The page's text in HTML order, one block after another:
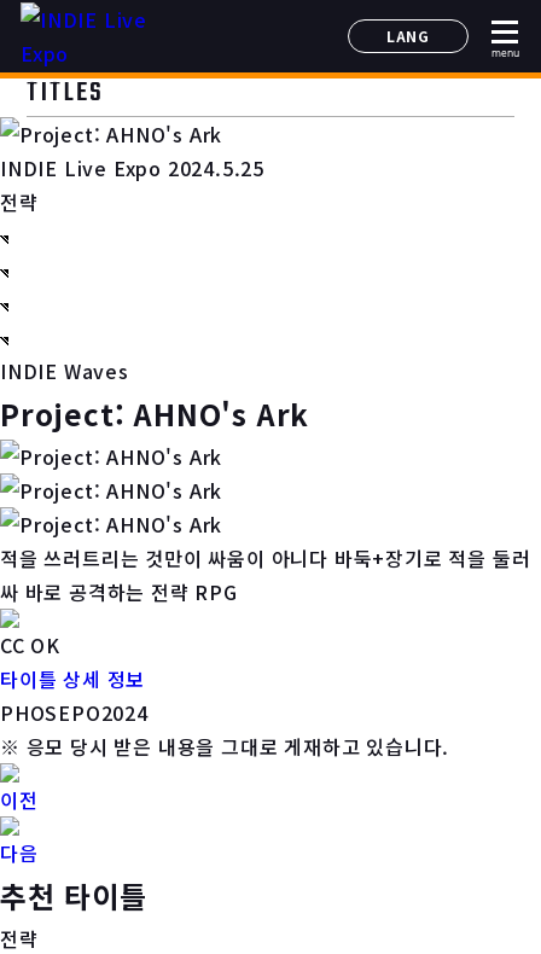
LANG
日本語
menu
TITLES
INDIE Live Expo 2024.5.25
전략
INDIE Waves
Project: AHNO's Ark
적을 쓰러트리는 것만이 싸움이 아니다 바둑+장기로 적을 둘러
싸 바로 공격하는 전략 RPG
CC OK
타이틀 상세 정보
PHOSEPO2024
※ 응모 당시 받은 내용을 그대로 게재하고 있습니다.
이전
다음
추천 타이틀
전략